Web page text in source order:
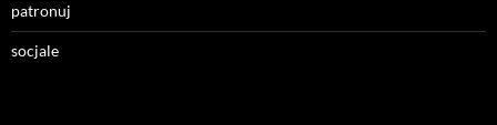
patronuj
socjale